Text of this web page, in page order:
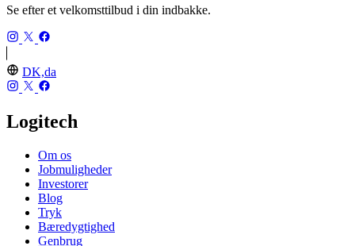
Se efter et velkomsttilbud i din indbakke.
DK,da
Logitech
Om os
Jobmuligheder
Investorer
Blog
Tryk
Bæredygtighed
Genbrug